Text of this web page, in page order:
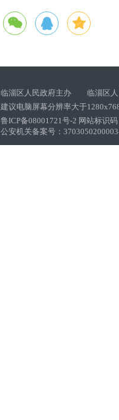
临淄区人民政府主办 临淄区人
建议电脑屏幕分辨率大于
鲁ICP备08001721号-2 网站标识
公安机关备案号：